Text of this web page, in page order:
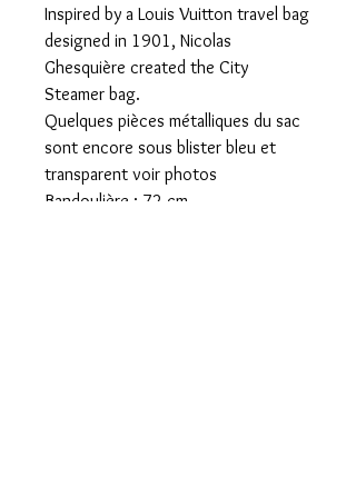
Inspired by a Louis Vuitton travel bag
designed in 1901, Nicolas
Ghesquière created the City
Steamer bag.
Quelques pièces métalliques du sac
sont encore sous blister bleu et
transparent voir photos
Bandoulière : 72 cm